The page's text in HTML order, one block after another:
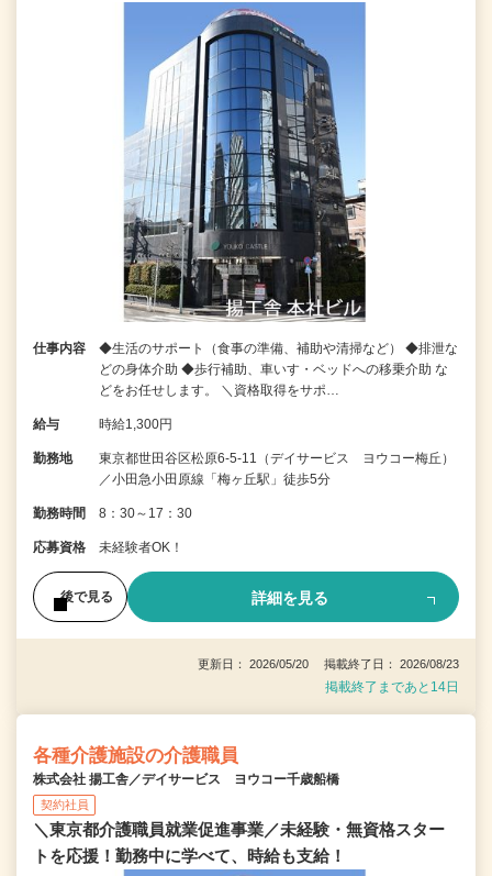
仕事内容
◆生活のサポート（食事の準備、補助や清掃など） ◆排泄な
どの身体介助 ◆歩行補助、車いす・ベッドへの移乗介助 な
どをお任せします。 ＼資格取得をサポ…
給与 時給1,300円
勤務地
東京都世田谷区松原6-5-11（デイサービス ヨウコー梅丘）
／小田急小田原線「梅ヶ丘駅」徒歩5分
勤務時間 8：30～17：30
応募資格 未経験者OK！
後で見る 詳細を見る
更新日： 2026/05/20 掲載終了日： 2026/08/23
掲載終了まであと14日
各種介護施設の介護職員
株式会社 揚工舎／デイサービス ヨウコー千歳船橋
契約社員
＼東京都介護職員就業促進事業／未経験・無資格スター
トを応援！勤務中に学べて、時給も支給！